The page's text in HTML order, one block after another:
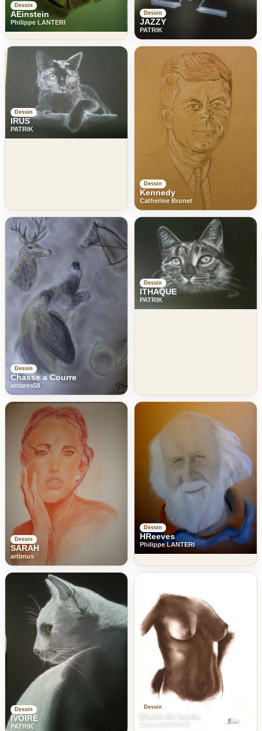
Dessin
AEinstein
Philippe LANTERI
Dessin
JAZZY
PATRIK
Dessin
IRUS
PATRIK
Dessin
Kennedy
Catherine Brunet
Dessin
Chasse a Courre
antares58
Dessin
ITHAQUE
PATRIK
Dessin
SARAH
artimus
Dessin
HReeves
Philippe LANTERI
Dessin
IVOIRE
PATRIK
Dessin
Etude de buste
Daniel MARTINS